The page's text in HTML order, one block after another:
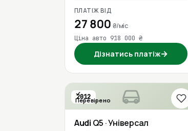
ПЛАТІЖ ВІД
27 800 ₴/міс
Ціна авто 918 000 ₴
Дізнатись платіж→
2012
Перевірено
Audi Q5 · Універсал